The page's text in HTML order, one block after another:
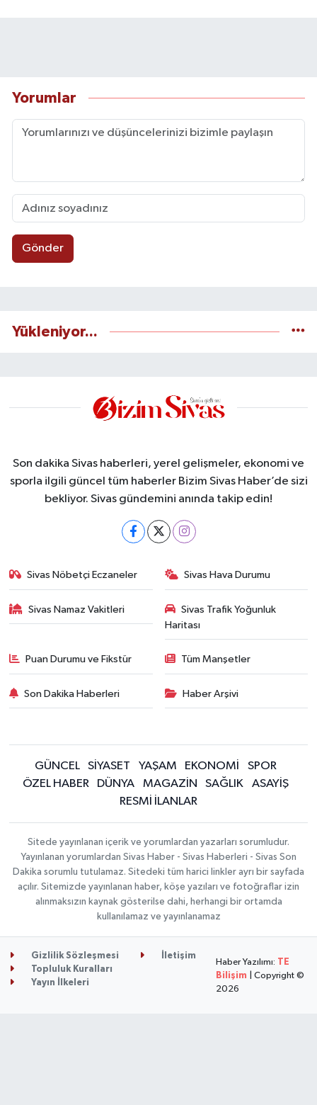
Yorumlar
Gönder
Yükleniyor...
Son dakika Sivas haberleri, yerel gelişmeler, ekonomi ve
sporla ilgili güncel tüm haberler Bizim Sivas Haber’de sizi
bekliyor. Sivas gündemini anında takip edin!
Sivas Nöbetçi Eczaneler Sivas Hava Durumu
Sivas Namaz Vakitleri
Sivas Trafik Yoğunluk
Haritası
Puan Durumu ve Fikstür Tüm Manşetler
Son Dakika Haberleri Haber Arşivi
GÜNCEL SİYASET YAŞAM EKONOMİ
SPOR
ÖZEL HABER
DÜNYA MAGAZİN SAĞLIK
ASAYİŞ
RESMİ İLANLAR
Sitede yayınlanan içerik ve yorumlardan yazarları sorumludur.
Yayınlanan yorumlardan Sivas Haber - Sivas Haberleri - Sivas Son
Dakika sorumlu tutulamaz. Sitedeki tüm harici linkler ayrı bir sayfada
açılır. Sitemizde yayınlanan haber, köşe yazıları ve fotoğraflar izin
alınmaksızın kaynak gösterilse dahi, herhangi bir ortamda
kullanılamaz ve yayınlanamaz
Gizlilik Sözleşmesi
İletişim
Topluluk Kuralları
Yayın İlkeleri
Haber Yazılımı: TE
Bilişim | Copyright ©
2026